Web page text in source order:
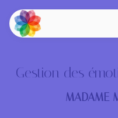
Gestion des
MADAME